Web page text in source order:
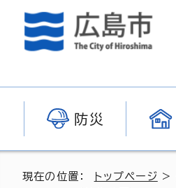
防災
現在の位置： トップページ >